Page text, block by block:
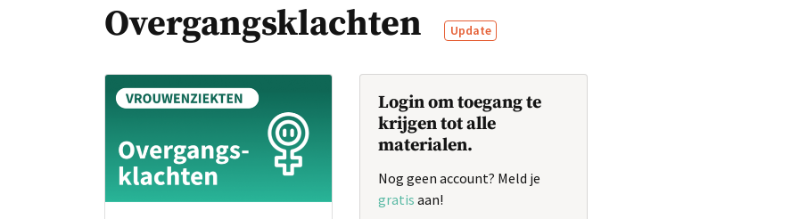
Overgangsklachten Update
Login om toegang te
krijgen tot alle
materialen.
Nog geen account? Meld je
gratis aan!